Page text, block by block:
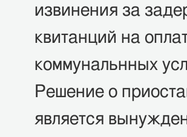
извинения за
квитанций на
коммунальнных
Решение о
является